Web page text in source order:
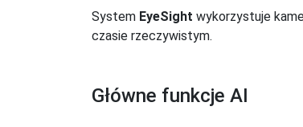
System EyeSight wykorzystuje
czasie rzeczywistym.
Główne funkcje AI